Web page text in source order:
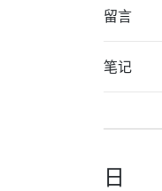
留言
笔记
日